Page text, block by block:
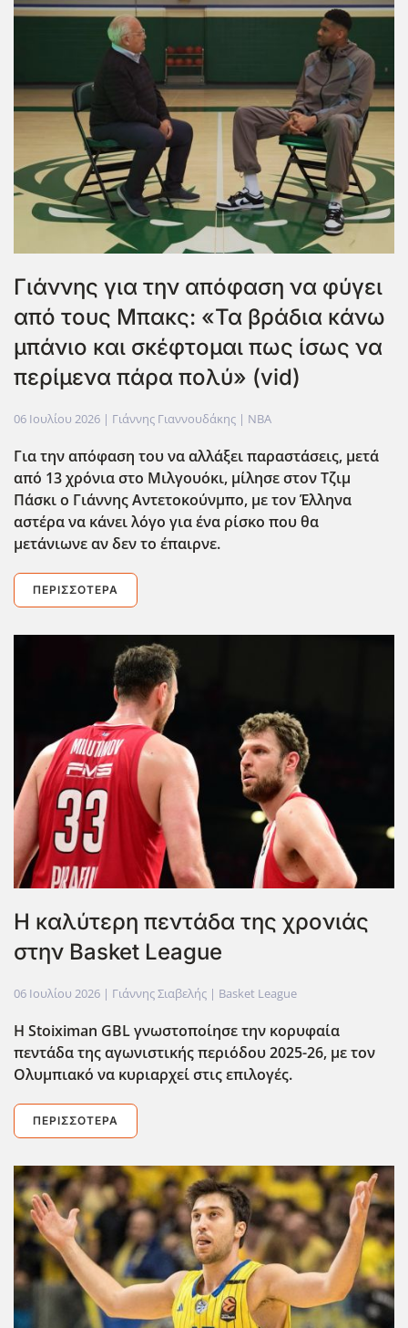
Γιάννης για την απόφαση να φύγει
από τους Μπακς: «Τα βράδια κάνω
μπάνιο και σκέφτομαι πως ίσως να
περίμενα πάρα πολύ» (vid)
06 Ιουλίου 2026 | Γιάννης Γιαννουδάκης | NBA
Για την απόφαση του να αλλάξει παραστάσεις, μετά
από 13 χρόνια στο Μιλγουόκι, μίλησε στον Τζιμ
Πάσκι ο Γιάννης Αντετοκούνμπο, με τον Έλληνα
αστέρα να κάνει λόγο για ένα ρίσκο που θα
μετάνιωνε αν δεν το έπαιρνε.
ΠΕΡΙΣΣΌΤΕΡΑ
Η καλύτερη πεντάδα της χρονιάς
στην Basket League
06 Ιουλίου 2026 | Γιάννης Σιαβελής | Basket League
Η Stoiximan GBL γνωστοποίησε την κορυφαία
πεντάδα της αγωνιστικής περιόδου 2025-26, με τον
Ολυμπιακό να κυριαρχεί στις επιλογές.
ΠΕΡΙΣΣΌΤΕΡΑ